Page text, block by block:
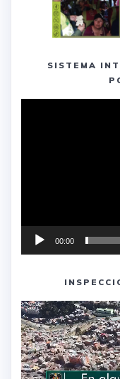
SISTEMA
00:00